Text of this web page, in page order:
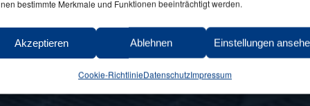
bestimmte Merkmale und Funktionen beeinträchtigt werden.
Akzeptieren Ablehnen Einstellungen
Cookie-RichtlinieDatenschutzImpressum